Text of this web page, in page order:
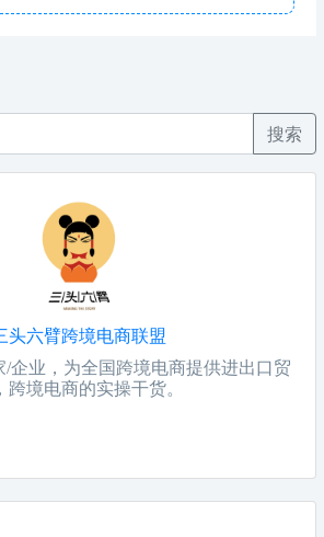
搜索
头六臂跨境电商联盟
企业，为全国跨境电商提供进出口贸
跨境电商的实操干货。